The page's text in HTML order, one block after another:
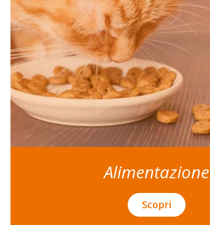
Alimentazione
Scopri